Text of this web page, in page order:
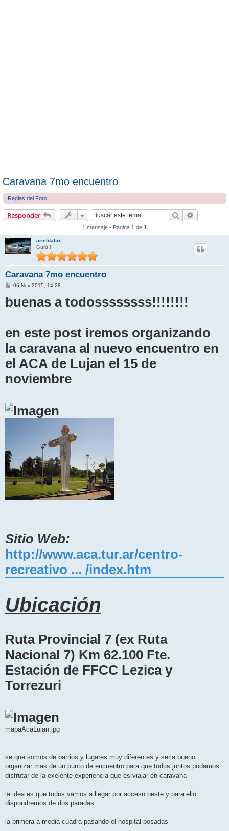
Caravana 7mo encuentro
Reglas del Foro
Responder Buscar
1 mensaje • Página 1 de 1
arieldaltri
Gurú !
Caravana 7mo encuentro
M
s
06 Nov 2015, 14:28
buenas a todossssssss!!!!!!!!
en este post iremos organizando
la caravana al nuevo encuentro en
el ACA de Lujan el 15 de
noviembre
Sitio Web:
http://www.aca.tur.ar/centro-
recreativo ... /index.htm
Ubicación
Ruta Provincial 7 (ex Ruta
Nacional 7) Km 62.100 Fte.
Estación de FFCC Lezica y
Torrezuri
mapaAcaLujan.jpg
se que somos de barrios y lugares muy diferentes y seria bueno
organizar mas de un punto de encuentro para que todos juntos podamos
disfrutar de la exelente experiencia que es viajar en caravana
la idea es que todos vamos a llegar por acceso oeste y para ello
dispondremos de dos paradas
la primera a media cuadra pasando el hospital posadas